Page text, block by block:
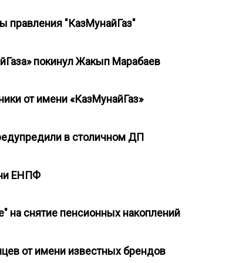
правления "КазМунайГаз"
покинул Жакып Марабаев
от имени «КазМунайГаз»
в столичном ДП
ЕНПФ
на снятие пенсионных накоплений
от имени известных брендов